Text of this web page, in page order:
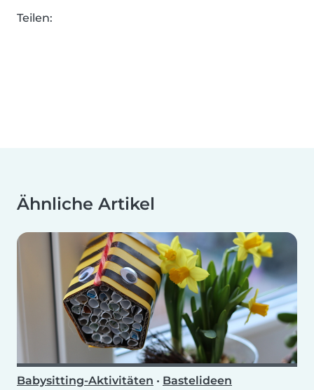
Teilen:
Ähnliche Artikel
Babysitting-Aktivitäten • Bastelideen